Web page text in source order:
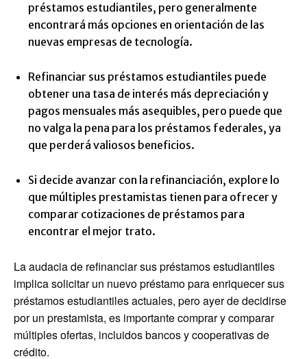
préstamos estudiantiles, pero generalmente
encontrará más opciones en orientación de las
nuevas empresas de tecnología.
Refinanciar sus préstamos estudiantiles puede
obtener una tasa de interés más depreciación y
pagos mensuales más asequibles, pero puede que
no valga la pena para los préstamos federales, ya
que perderá valiosos beneficios.
Si decide avanzar con la refinanciación, explore lo
que múltiples prestamistas tienen para ofrecer y
comparar cotizaciones de préstamos para
encontrar el mejor trato.
La audacia de refinanciar sus préstamos estudiantiles
implica solicitar un nuevo préstamo para enriquecer sus
préstamos estudiantiles actuales, pero ayer de decidirse
por un prestamista, es importante comprar y comparar
múltiples ofertas, incluidos bancos y cooperativas de
crédito.